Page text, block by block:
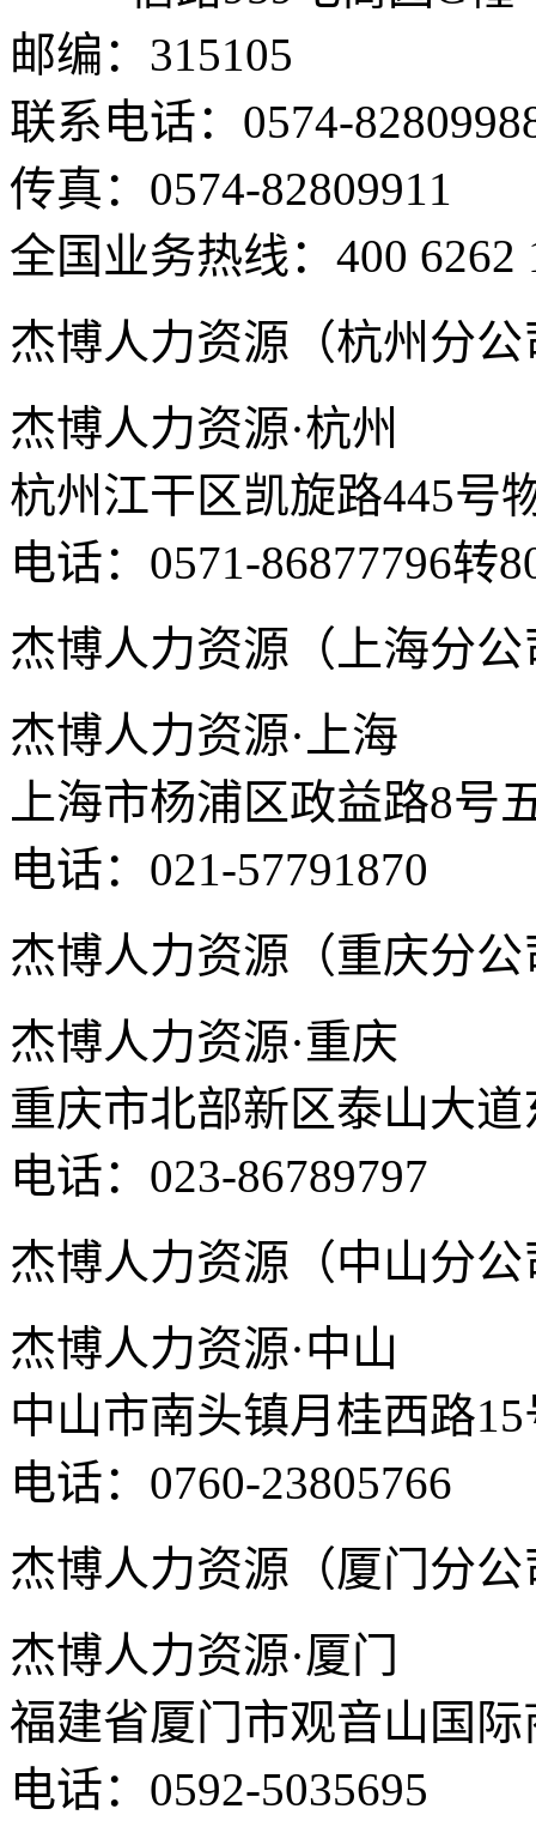
邮编：315105
联系电话：0574-
传真：0574-82809911
全国业务热线：400 6262
杰博人力资源（杭州分公
杰博人力资源·杭州
杭州江干区凯旋路445号
电话：0571-86877796转
杰博人力资源（上海分公
杰博人力资源·上海
上海市杨浦区政益路8号
电话：021-57791870
杰博人力资源（重庆分公
杰博人力资源·重庆
重庆市北部新区泰山大
电话：023-86789797
杰博人力资源（中山分公
杰博人力资源·中山
中山市南头镇月桂西路
电话：0760-23805766
杰博人力资源（厦门分公
杰博人力资源·厦门
福建省厦门市观音山国
电话：0592-5035695